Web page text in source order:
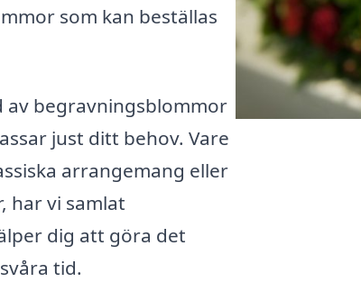
som kan beställas
begravningsblommor
just ditt behov. Vare
arrangemang eller
har vi samlat
dig att göra det
tid.